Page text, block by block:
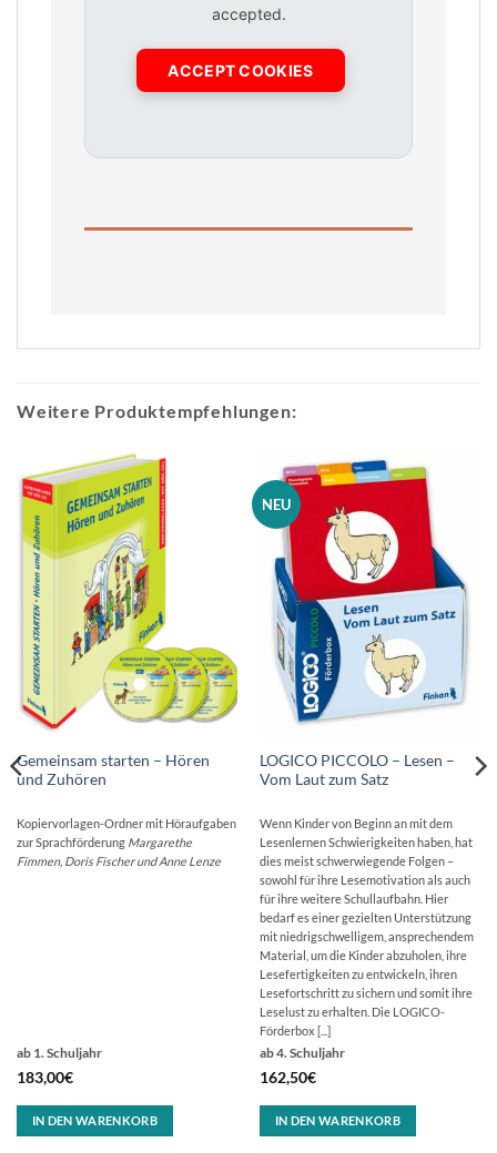
accepted.
ACCEPT COOKIES
Weitere Produktempfehlungen:
Gemeinsam starten – Hören
und Zuhören
ab 1. Schuljahr
183,00€
Kopiervorlagen-Ordner mit Höraufgaben
zur Sprachförderung Margarethe
Fimmen, Doris Fischer und Anne Lenze
IN DEN WARENKORB
NEU
LOGICO PICCOLO – Lesen –
Vom Laut zum Satz
ab 4. Schuljahr
162,50€
Wenn Kinder von Beginn an mit dem
Lesenlernen Schwierigkeiten haben, hat
dies meist schwerwiegende Folgen –
sowohl für ihre Lesemotivation als auch
für ihre weitere Schullaufbahn. Hier
bedarf es einer gezielten Unterstützung
mit niedrigschwelligem, ansprechendem
Material, um die Kinder abzuholen, ihre
Lesefertigkeiten zu entwickeln, ihren
Lesefortschritt zu sichern und somit ihre
Leselust zu erhalten. Die LOGICO-
Förderbox [...]
IN DEN WARENKORB